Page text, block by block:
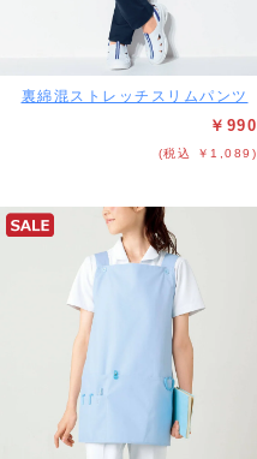
裏綿混ストレッチスリムパンツ
￥990
(税込 ￥1,089)